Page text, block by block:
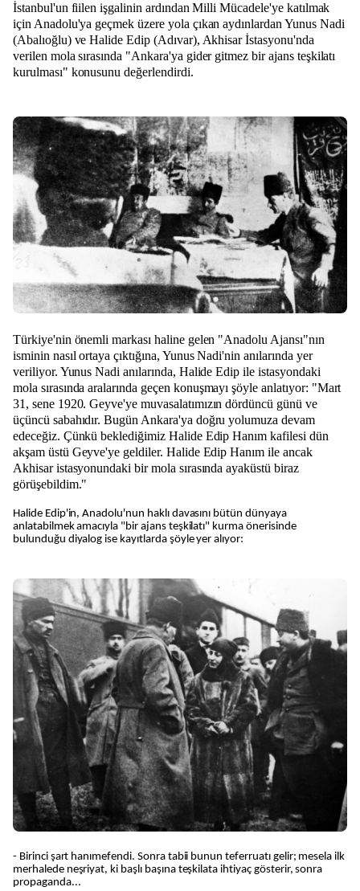
İstanbul'un fiilen işgalinin ardından Milli Mücadele'ye katılmak
için Anadolu'ya geçmek üzere yola çıkan aydınlardan Yunus Nadi
(Abalıoğlu) ve Halide Edip (Adıvar), Akhisar İstasyonu'nda
verilen mola sırasında "Ankara'ya gider gitmez bir ajans teşkilatı
kurulması" konusunu değerlendirdi.
Türkiye'nin önemli markası haline gelen "Anadolu Ajansı"nın
isminin nasıl ortaya çıktığına, Yunus Nadi'nin anılarında yer
veriliyor. Yunus Nadi anılarında, Halide Edip ile istasyondaki
mola sırasında aralarında geçen konuşmayı şöyle anlatıyor: "Mart
31, sene 1920. Geyve'ye muvasalatımızın dördüncü günü ve
üçüncü sabahıdır. Bugün Ankara'ya doğru yolumuza devam
edeceğiz. Çünkü beklediğimiz Halide Edip Hanım kafilesi dün
akşam üstü Geyve'ye geldiler. Halide Edip Hanım ile ancak
Akhisar istasyonundaki bir mola sırasında ayaküstü biraz
görüşebildim."
Halide Edip'in, Anadolu'nun haklı davasını bütün dünyaya
anlatabilmek amacıyla "bir ajans teşkilatı" kurma önerisinde
bulunduğu diyalog ise kayıtlarda şöyle yer alıyor:
- Birinci şart hanımefendi. Sonra tabii bunun teferruatı gelir; mesela ilk
merhalede neşriyat, ki başlı başına teşkilata ihtiyaç gösterir, sonra
propaganda...